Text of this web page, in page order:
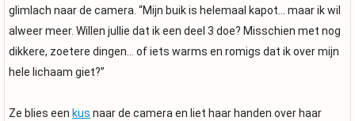
glimlach naar de camera. “Mijn buik is helemaal kapot… maar ik wil
alweer meer. Willen jullie dat ik een deel 3 doe? Misschien met nog
dikkere, zoetere dingen… of iets warms en romigs dat ik over mijn
hele lichaam giet?”
Ze blies een kus naar de camera en liet haar handen over haar